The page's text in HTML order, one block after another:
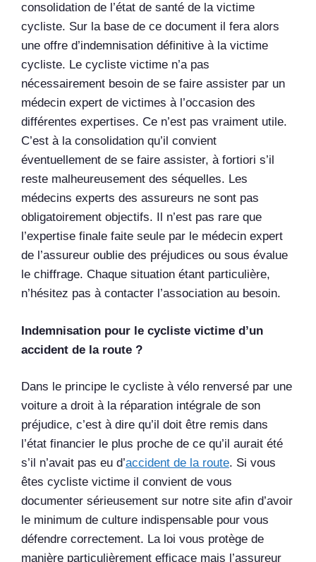
consolidation de l’état de santé de la victime
cycliste. Sur la base de ce document il fera alors
une offre d’indemnisation définitive à la victime
cycliste. Le cycliste victime n’a pas
nécessairement besoin de se faire assister par un
médecin expert de victimes à l’occasion des
différentes expertises. Ce n’est pas vraiment utile.
C’est à la consolidation qu’il convient
éventuellement de se faire assister, à fortiori s’il
reste malheureusement des séquelles. Les
médecins experts des assureurs ne sont pas
obligatoirement objectifs. Il n’est pas rare que
l’expertise finale faite seule par le médecin expert
de l’assureur oublie des préjudices ou sous évalue
le chiffrage. Chaque situation étant particulière,
n’hésitez pas à contacter l’association au besoin.
Indemnisation pour le cycliste victime d’un
accident de la route ?
Dans le principe le cycliste à vélo renversé par une
voiture a droit à la réparation intégrale de son
préjudice, c’est à dire qu’il doit être remis dans
l’état financier le plus proche de ce qu’il aurait été
s’il n’avait pas eu d’accident de la route. Si vous
êtes cycliste victime il convient de vous
documenter sérieusement sur notre site afin d’avoir
le minimum de culture indispensable pour vous
défendre correctement. La loi vous protège de
manière particulièrement efficace mais l’assureur